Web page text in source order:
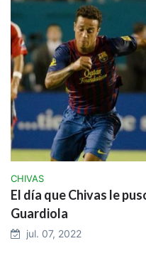
CHIVAS
El día que Chivas le
Guardiola
jul. 07, 2022